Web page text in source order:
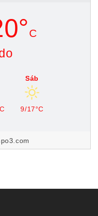
C
Sáb
9/17°C